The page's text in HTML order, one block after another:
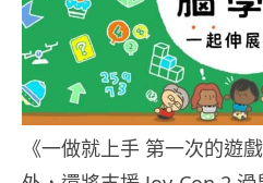
《一做就上手 第一次的遊